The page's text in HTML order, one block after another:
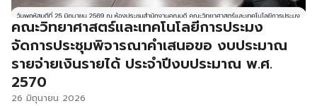
คณะวิทยาศาสตร์และเทคโนโลยีการประมง
จัดการประชุมพิจารณาคำเสนอขอ งบประมาณ
รายจ่ายเงินรายได้ ประจำปีงบประมาณ พ.ศ.
2570
26 มิถุนายน 2026